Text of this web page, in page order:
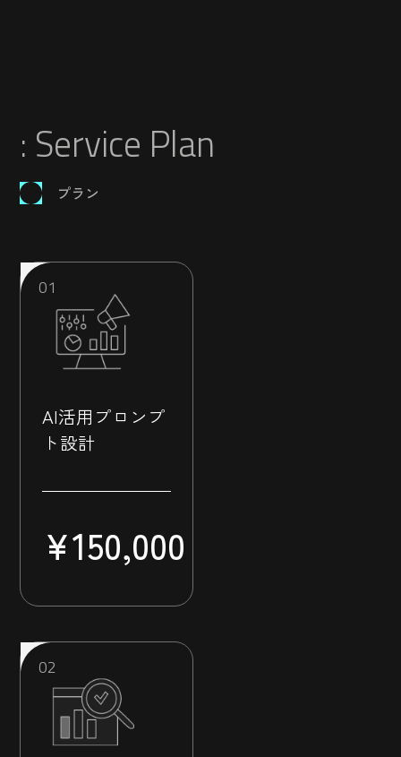
: Service Plan
プラン
AI活用プロンプ
ト設計
¥150,000